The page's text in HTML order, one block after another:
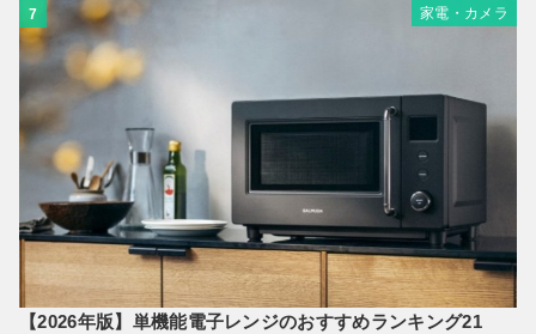
7 家電・カメラ
【2026年版】単機能電子レンジのおすすめランキング21